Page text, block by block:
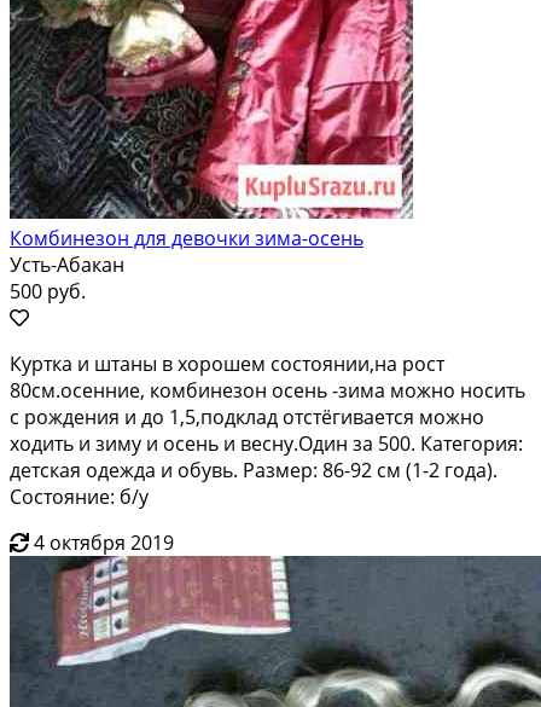
Комбинезон для девочки зима-осень
Усть-Абакан
500 руб.
Куртка и штаны в хорошем состоянии,на рост
80см.осенние, комбинезон осень -зима можно носить
с рождения и до 1,5,подклад отстёгивается можно
ходить и зиму и осень и весну.Один за 500. Категория:
детская одежда и обувь. Размер: 86-92 см (1-2 года).
Состояние: б/у
4 октября 2019